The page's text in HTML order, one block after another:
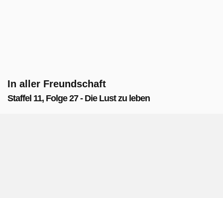
In aller Freundschaft
Staffel 11, Folge 27 - Die Lust zu leben